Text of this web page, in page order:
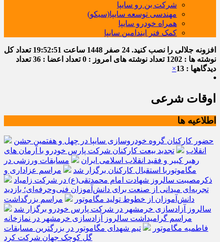
شرکت بن رو سایپا
مهندسی توسعه سایپا(سیکو)
همراه خودرو سایپا
کمک فنر ایندامین سایپا
افزونه جلالی را نصب کنید. 24 صفر 1448 ساعت 19:52:52 تعداد کل
نوشته ها : 1202
تعداد نوشته های امروز : 0 تعداد اعضا : 36
تعداد
دیدگاهها : 13
×
اوقات شرعی
اطلاعیه ها
حضور کارکنان گروه خودروسازی سایپا در چهل و هفتمین جشن
انقلاب
تجدید بیعت کارکنان شرکت پارس خودرو با آرمان های
رهبر کبیر و فقید انقلاب اسلامی ایران
مسابقات ورزشی در
مگاموتوربا استقبال کارکنان برگزار شد
مراسم عزاداری و
ذکرمصیبت سالروز شهادت امام محمدتقی(ع) در شرکت زامیاد
تجربه‌ای میدانی از صنعت برای دانش‌آموزان فنی‌وحرفه‌ای؛ بازدید
دانش‌آموزان از خطوط تولید مگاموتور
مراسم بزرگداشت
سالروز آزادسازی خرمشهر در شرکت پارس خودرو برگزار شد
مراسم گرامیداشت سالروز آزادسازی خرمشهر در نمازخانه
فاطمیه مگاموتور
تیم شهدای مگاموتور در بزرگترین مسابقات
گل کوچک جهان شرکت کرد